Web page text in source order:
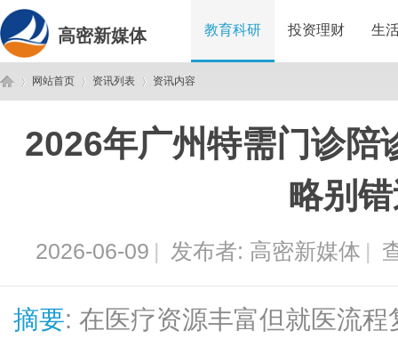
高密新媒体 教育科研 投资理财 生
网站首页
›
资讯列表
›
资讯内容
2026年广州特需门诊陪
略别
2026-06-09 | 发布者: 高密新媒体 |
摘要: 在医疗资源丰富但就医流